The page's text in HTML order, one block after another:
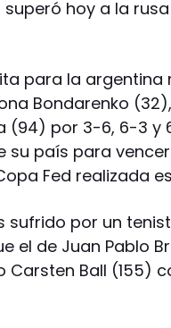
superó hoy a la
para la argentina
Bondarenko
(94) por 3-6, 6-3 y
su país para
Fed realizada
sufrido por un
el de Juan Pablo
Carsten Ball (155)